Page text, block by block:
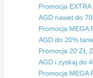
Promocja
AGD nawet do
Promocja MEGA
AGD do 20%
Promocja 20 ZŁ
AGD i zyskaj do
Promocja MEGA